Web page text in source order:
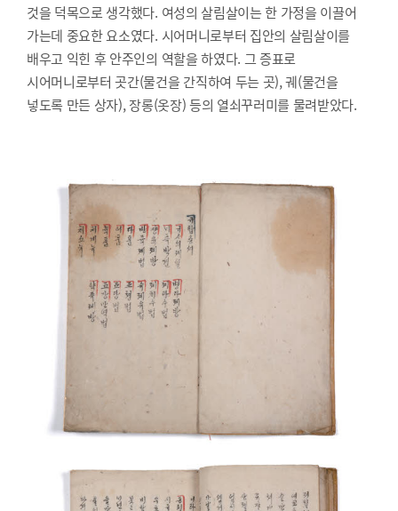
것을 덕목으로 생각했다. 여성의 살림살이는 한 가정을 이끌어
가는데 중요한 요소였다. 시어머니로부터 집안의 살림살이를
배우고 익힌 후 안주인의 역할을 하였다. 그 증표로
시어머니로부터 곳간(물건을 간직하여 두는 곳), 궤(물건을
넣도록 만든 상자), 장롱(옷장) 등의 열쇠꾸러미를 물려받았다.